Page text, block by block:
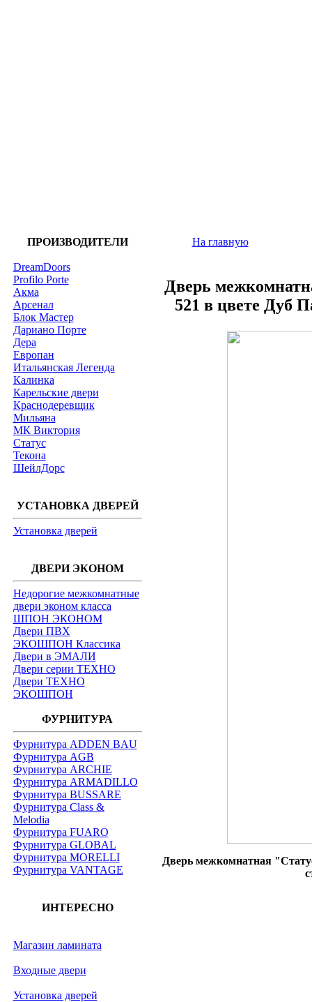
ПРОИЗВОДИТЕЛИ
DreamDoors
Profilo Porte
Акма
Арсенал
Блок Мастер
Дариано Порте
Дера
Европан
Итальянская Легенда
Калинка
Карельские двери
Краснодеревщик
Мильяна
МК Виктория
Статус
Текона
ШейлДорс
УСТАНОВКА ДВЕРЕЙ
Установка дверей
ДВЕРИ ЭКОНОМ
Недорогие межкомнатные
двери эконом класса
ШПОН ЭКОНОМ
Двери ПВХ
ЭКОШПОН Классика
Двери в ЭМАЛИ
Двери серии ТЕХНО
Двери ТЕХНО
ЭКОШПОН
ФУРНИТУРА
Фурнитура ADDEN BAU
Фурнитура AGB
Фурнитура ARCHIE
Фурнитура ARMADILLO
Фурнитура BUSSARE
Фурнитура Class &
Melodia
Фурнитура FUARO
Фурнитура GLOBAL
Фурнитура MORELLI
Фурнитура VANTAGE
ИНТЕРЕСНО
Магазин ламината
Входные двери
Установка дверей
На главную
Дверь
521 в цвете Дуб
Дверь межкомнатная